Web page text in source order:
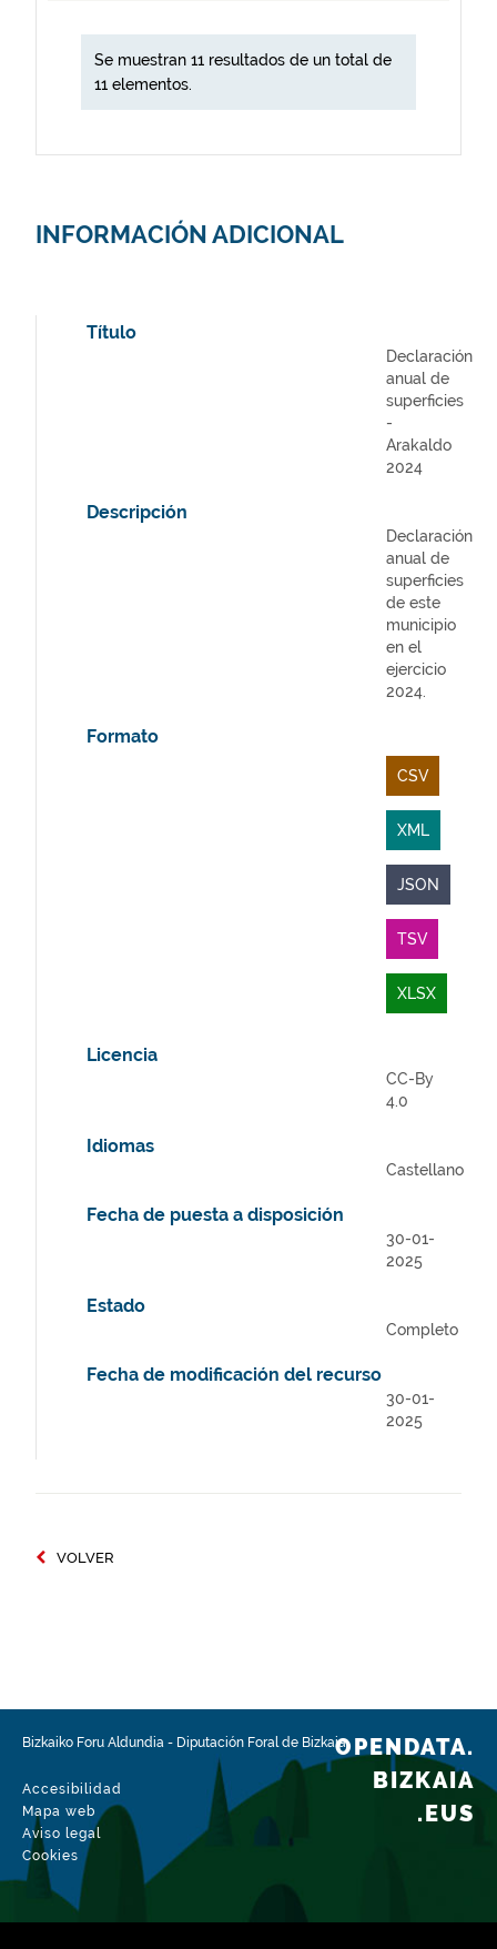
Se muestran 11 resultados de un total de
11 elementos.
INFORMACIÓN ADICIONAL
Título
Declaración
anual de
superficies
-
Arakaldo
2024
Descripción
Declaración
anual de
superficies
de este
municipio
en el
ejercicio
2024.
Formato
CSV
XML
JSON
TSV
XLSX
Licencia
CC-By
4.0
Idiomas
Castellano
Fecha de puesta a disposición
30-01-
2025
Estado
Completo
Fecha de modificación del recurso
30-01-
2025
VOLVER
Bizkaiko Foru Aldundia - Diputación Foral de Bizkaia
Accesibilidad
Mapa web
Aviso legal
Cookies
OPENDATA.
BIZKAIA
.EUS